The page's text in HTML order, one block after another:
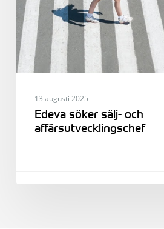
13 augusti 2025
Edeva söker sälj- och
affärsutvecklingschef